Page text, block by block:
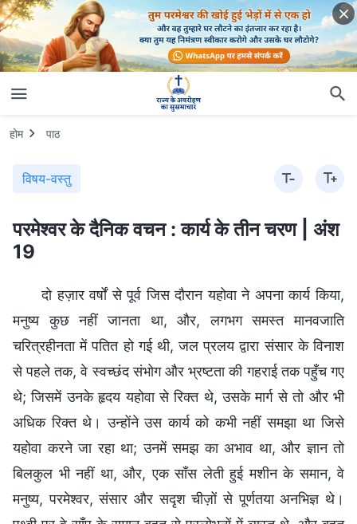
होम पाठ
विषय-वस्तु
परमेश्वर के दैनिक वचन : कार्य के तीन चरण | अंश
19
दो हज़ार वर्षों से पूर्व जिस दौरान यहोवा ने अपना कार्य किया,
मनुष्य कुछ नहीं जानता था, और, लगभग समस्त मानवजाति
चरित्रहीनता में पतित हो गई थी, जल प्रलय द्वारा संसार के विनाश
से पहले तक, वे स्वच्छंद संभोग और भ्रष्टता की गहराई तक पहुँच गए
थे; जिसमें उनके हृदय यहोवा से रिक्त थे, उसके मार्ग से तो और भी
अधिक रिक्त थे। उन्होंने उस कार्य को कभी नहीं समझा था जिसे
यहोवा करने जा रहा था; उनमें समझ का अभाव था, और ज्ञान तो
बिलकुल भी नहीं था, और, एक साँस लेती हुई मशीन के समान, वे
मनुष्य, परमेश्वर, संसार और सदृश चीज़ों से पूर्णतया अनभिज्ञ थे।